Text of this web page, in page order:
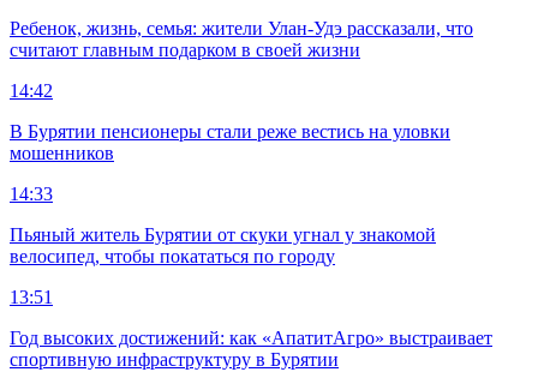
Ребенок, жизнь, семья: жители Улан-Удэ рассказали, что
считают главным подарком в своей жизни
14:42
В Бурятии пенсионеры стали реже вестись на уловки
мошенников
14:33
Пьяный житель Бурятии от скуки угнал у знакомой
велосипед, чтобы покататься по городу
13:51
Год высоких достижений: как «АпатитАгро» выстраивает
спортивную инфраструктуру в Бурятии